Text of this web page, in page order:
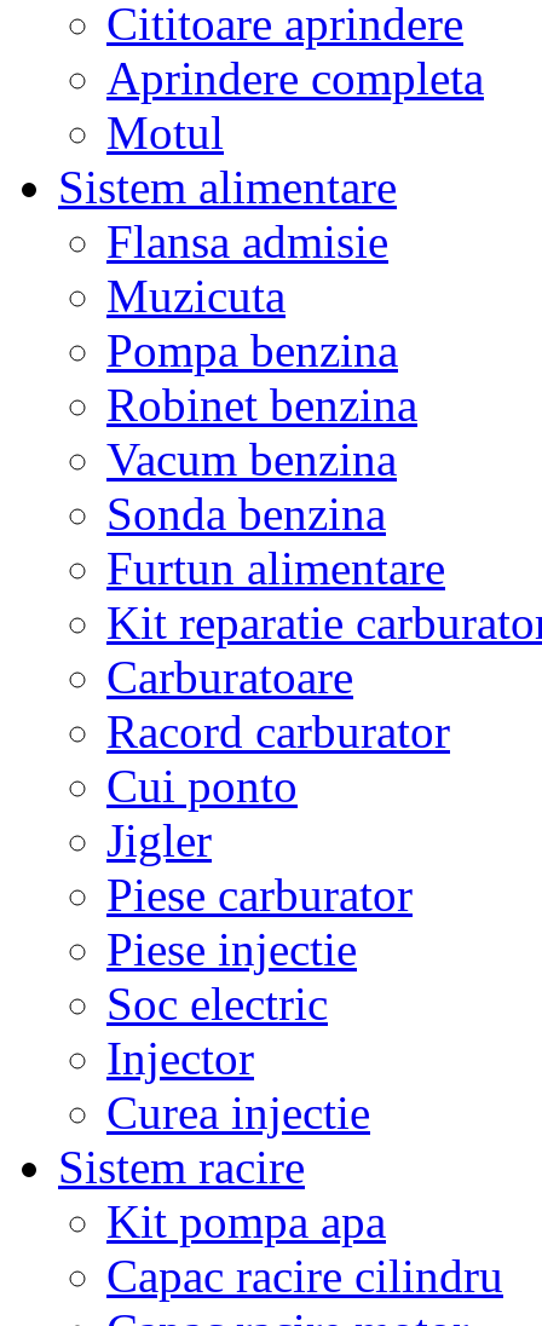
Cititoare aprindere
Aprindere completa
Motul
Sistem alimentare
Flansa admisie
Muzicuta
Pompa benzina
Robinet benzina
Vacum benzina
Sonda benzina
Furtun alimentare
Kit reparatie
Carburatoare
Racord carburator
Cui ponto
Jigler
Piese carburator
Piese injectie
Soc electric
Injector
Curea injectie
Sistem racire
Kit pompa apa
Capac racire cilindru